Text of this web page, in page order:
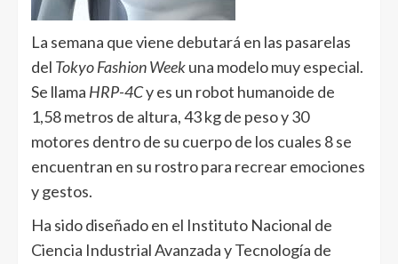
La semana que viene debutará en las pasarelas
del Tokyo Fashion Weekuna modelo muy especial.
Se llama HRP-4Cy es un robot humanoide de
1,58 metros de altura, 43 kg de peso y 30
motores dentro de su cuerpo de los cuales 8 se
encuentran en su rostro para recrear emociones
y gestos.
Ha sido diseñado en el Instituto Nacional de
Ciencia Industrial Avanzada y Tecnología de